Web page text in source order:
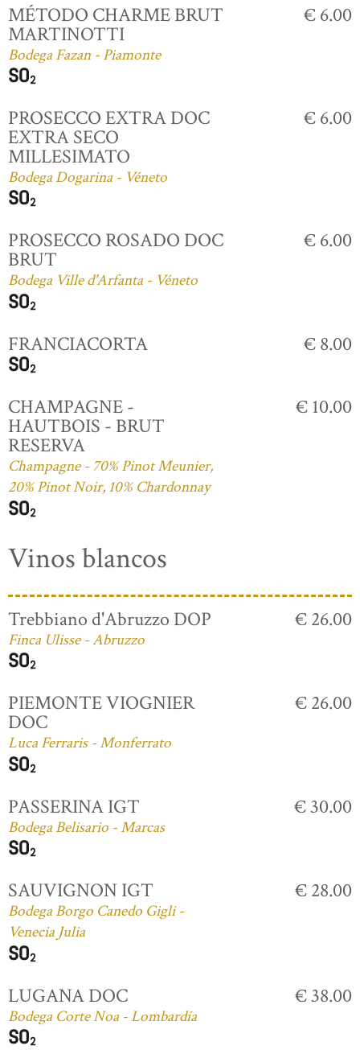
MÉTODO CHARME BRUT
MARTINOTTI
Bodega Fazan - Piamonte
€ 6.00
PROSECCO EXTRA DOC
EXTRA SECO
MILLESIMATO
Bodega Dogarina - Véneto
€ 6.00
PROSECCO ROSADO DOC
BRUT
Bodega Ville d'Arfanta - Véneto
€ 6.00
FRANCIACORTA € 8.00
CHAMPAGNE -
HAUTBOIS - BRUT
RESERVA
Champagne - 70% Pinot Meunier,
20% Pinot Noir, 10% Chardonnay
€ 10.00
Vinos blancos
Trebbiano d'Abruzzo DOP
Finca Ulisse - Abruzzo
€ 26.00
PIEMONTE VIOGNIER
DOC
Luca Ferraris - Monferrato
€ 26.00
PASSERINA IGT
Bodega Belisario - Marcas
€ 30.00
SAUVIGNON IGT
Bodega Borgo Canedo Gigli -
Venecia Julia
€ 28.00
LUGANA DOC
Bodega Corte Noa - Lombardía
€ 38.00